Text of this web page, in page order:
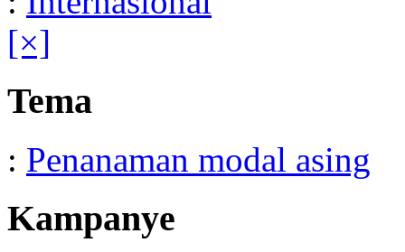
[×]
Tema
: Penanaman modal asing
Kampanye